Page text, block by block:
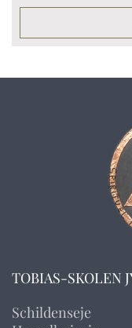
TOBIAS-SKOLEN
Schildenseje